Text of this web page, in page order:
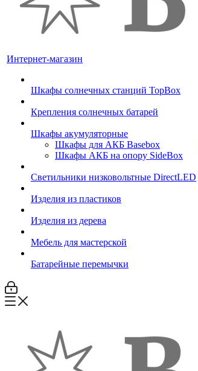
Интернет-магазин
Шкафы солнечных станций TopBox
Крепления солнечных батарей
Шкафы акумуляторные
Шкафы для АКБ Basebox
Шкафы АКБ на опору SideBox
Светильники низковольтные DirectLED
Изделия из пластиков
Изделия из дерева
Мебель для мастерской
Батарейные перемычки